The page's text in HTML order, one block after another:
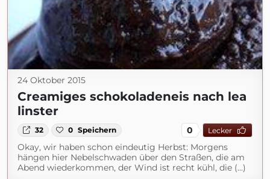
24 Oktober 2015
Creamiges schokoladeneis nach lea
linster
32 0 Speichern 0 Lecker
Okay, wir haben schon eindeutig Herbst: Morgens
hängen hier Nebelschwaden über den Straßen, die am
Abend wiederkommen, der Wind ist recht kühl, die (...)